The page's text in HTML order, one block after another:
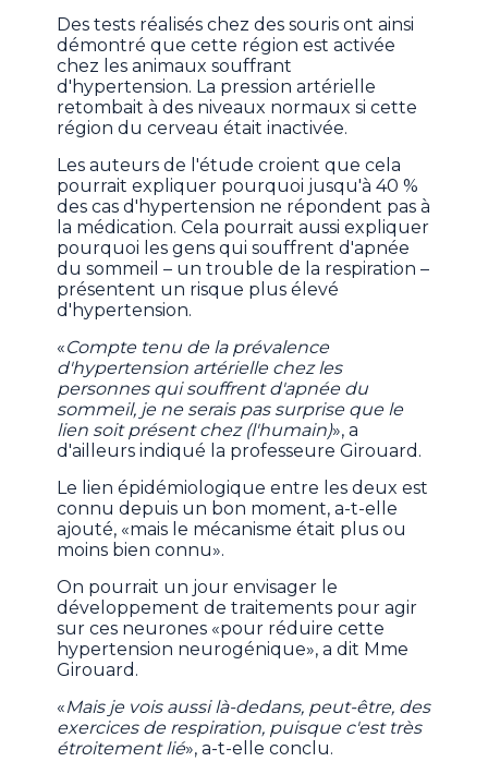
Des tests réalisés chez des souris ont ainsi
démontré que cette région est activée
chez les animaux souffrant
d'hypertension. La pression artérielle
retombait à des niveaux normaux si cette
région du cerveau était inactivée.
Les auteurs de l'étude croient que cela
pourrait expliquer pourquoi jusqu'à 40 %
des cas d'hypertension ne répondent pas à
la médication. Cela pourrait aussi expliquer
pourquoi les gens qui souffrent d'apnée
du sommeil – un trouble de la respiration –
présentent un risque plus élevé
d'hypertension.
«Compte tenu de la prévalence
d'hypertension artérielle chez les
personnes qui souffrent d'apnée du
sommeil, je ne serais pas surprise que le
lien soit présent chez (l'humain)», a
d'ailleurs indiqué la professeure Girouard.
Le lien épidémiologique entre les deux est
connu depuis un bon moment, a-t-elle
ajouté, «mais le mécanisme était plus ou
moins bien connu».
On pourrait un jour envisager le
développement de traitements pour agir
sur ces neurones «pour réduire cette
hypertension neurogénique», a dit Mme
Girouard.
«Mais je vois aussi là-dedans, peut-être, des
exercices de respiration, puisque c'est très
étroitement lié», a-t-elle conclu.